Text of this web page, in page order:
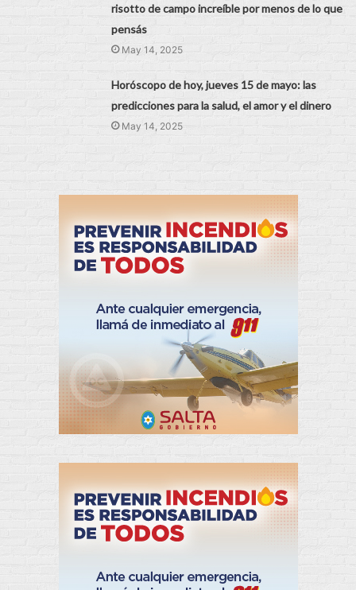
risotto de campo increíble por menos de lo que
pensás
May 14, 2025
Horóscopo de hoy, jueves 15 de mayo: las
predicciones para la salud, el amor y el dinero
May 14, 2025